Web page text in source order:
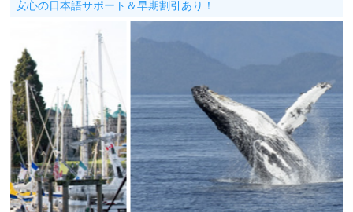
安心の日本語サポート＆早期割引あり！